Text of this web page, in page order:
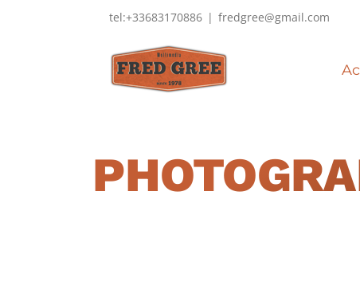
tel:+33683170886 | fredgree@gmail.com